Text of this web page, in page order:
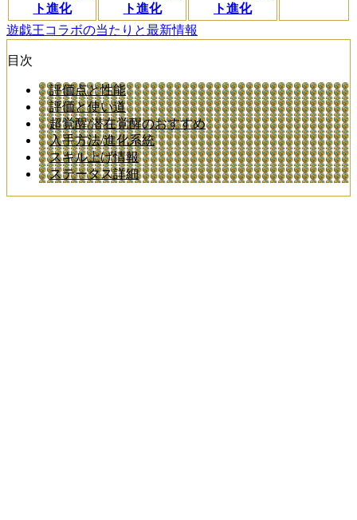
ト進化
ト進化
ト進化
遊戯王コラボの当たりと最新情報
目次
評価点と性能
評価と使い道
超覚醒/潜在覚醒のおすすめ
入手方法/進化系統
スキル上げ情報
ステータス詳細